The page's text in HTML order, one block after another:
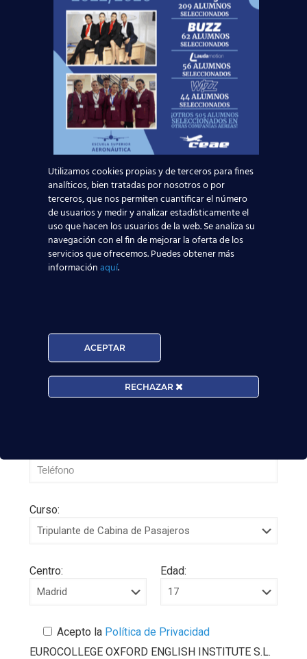
Noticias Relacionadas
Mapa de la aviación global 2025: las rutas más
transitadas y los países con más pasajeros
Leer más
Madrid-Barajas supera los 6 millones de
pasajeros junio: qué significa para quienes
quieren ser TCP
Leer más
¡Últimas plazas! Nuevo Curso TCP en Madrid
– Tercer cuatrimestre 2026
Curso:
Centro: Edad:
Acepto la Política de Privacidad
EUROCOLLEGE OXFORD ENGLISH INSTITUTE S.L.
Utilizamos cookies propias y de terceros para fines
analíticos, bien tratadas por nosotros o por
terceros, que nos permiten cuantificar el número
de usuarios y medir y analizar estadísticamente el
uso que hacen los usuarios de la web. Se analiza su
navegación con el fin de mejorar la oferta de los
servicios que ofrecemos. Puedes obtener más
informaciónaquí.
ACEPTAR
RECHAZAR